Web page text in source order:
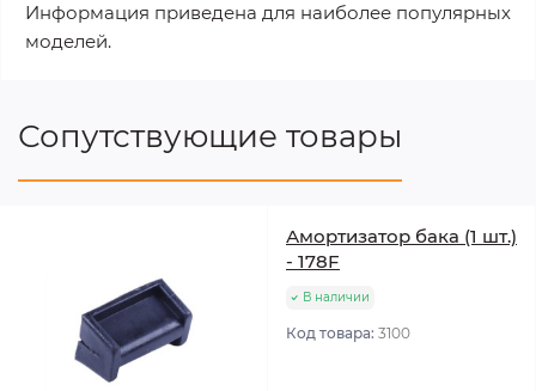
Информация приведена для наиболее популярных
моделей.
Сопутствующие товары
Амортизатор бака (1 шт.)
- 178F
В наличии
Код товара: 3100